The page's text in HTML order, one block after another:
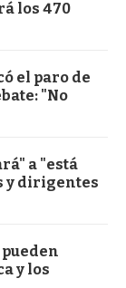
los 470
el paro de
"No
a "está
y dirigentes
y los